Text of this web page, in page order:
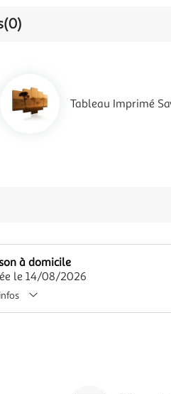
(0)
Tableau Imprimé
à domicile
le 14/08/2026